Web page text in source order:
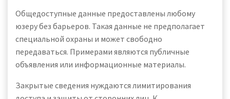
Общедоступные данные предоставлены любому
юзеру без барьеров. Такая данные не предполагает
специальной охраны и может свободно
передаваться. Примерами являются публичные
объявления или информационные материалы.
Закрытые сведения нуждаются лимитирования